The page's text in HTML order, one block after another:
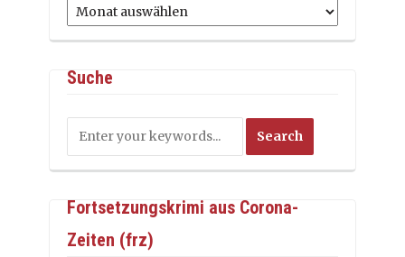
Archiv
Suche
Fortsetzungskrimi aus Corona-
Zeiten (frz)